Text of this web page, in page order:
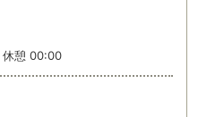
憩 00:00